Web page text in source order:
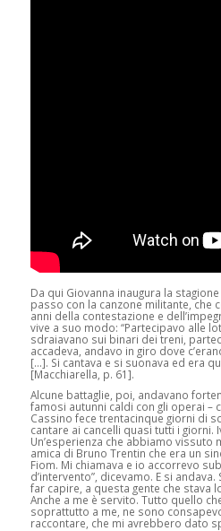
Da qui Giovanna inaugura la
passo con la canzone militante, che
anni della contestazione e
vive a suo modo: “Partecipavo alle
sdraiavano sui binari dei treni,
accadeva, andavo in giro dove
[…]. Si cantava e si suonava ed era
[Macchiarella, p. 61].
Alcune battaglie, poi, andavano
famosi autunni caldi con gli operai –
Cassino fece trentacinque giorni di
cantare ai cancelli quasi tutti i giorni.
Un’esperienza che abbiamo vissuto
amica di Bruno Trentin che era un
Fiom. Mi chiamava e io accorrevo
d’intervento”, dicevamo. E si
far capire, a questa gente che stava
Anche a me è servito. Tutto quello
soprattutto a me, ne sono
raccontare, che mi avrebbero dato